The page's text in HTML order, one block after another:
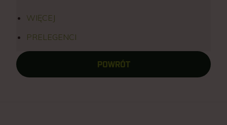
WIĘCEJ
PRELEGENCI
POWRÓT